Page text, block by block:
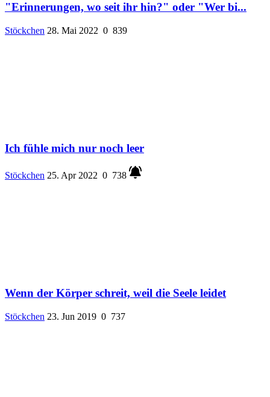
"Erinnerungen, wo seit ihr hin?" oder "Wer bi...
Stöckchen 28. Mai 2022 0 839
Ich fühle mich nur noch leer
Stöckchen 25. Apr 2022 0 738
Wenn der Körper schreit, weil die Seele leidet
Stöckchen 23. Jun 2019 0 737